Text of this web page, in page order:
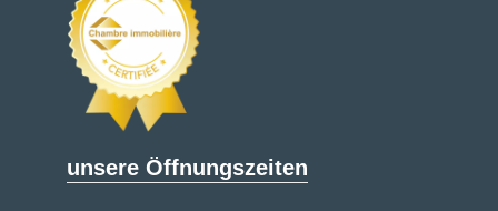
unsere Öffnungszeiten